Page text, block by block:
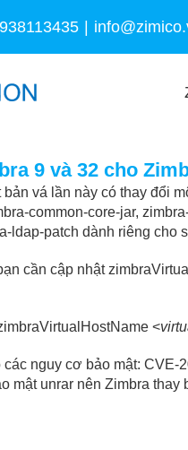
9 và 32 cho
vá lần này có thay đổi
common-core-jar,
ldap-patch dành riêng cho
cần cập nhật
<
nguy cơ bảo mật:
mật unrar nên Zimbra